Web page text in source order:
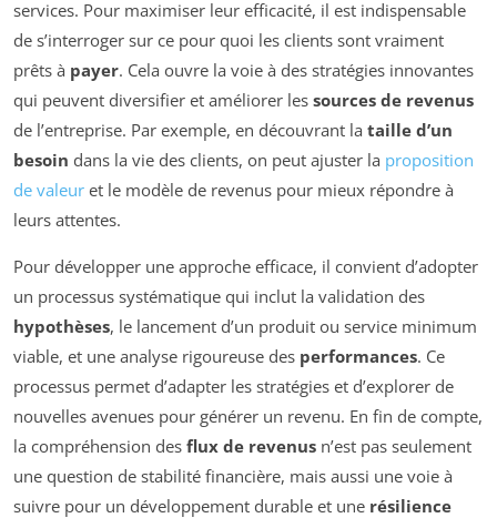
services. Pour maximiser leur efficacité, il est indispensable
de s’interroger sur ce pour quoi les clients sont vraiment
prêts à payer. Cela ouvre la voie à des stratégies innovantes
qui peuvent diversifier et améliorer les sources de revenus
de l’entreprise. Par exemple, en découvrant la taille d’un
besoin dans la vie des clients, on peut ajuster la proposition
de valeur et le modèle de revenus pour mieux répondre à
leurs attentes.
Pour développer une approche efficace, il convient d’adopter
un processus systématique qui inclut la validation des
hypothèses, le lancement d’un produit ou service minimum
viable, et une analyse rigoureuse des performances. Ce
processus permet d’adapter les stratégies et d’explorer de
nouvelles avenues pour générer un revenu. En fin de compte,
la compréhension des flux de revenus n’est pas seulement
une question de stabilité financière, mais aussi une voie à
suivre pour un développement durable et une résilience